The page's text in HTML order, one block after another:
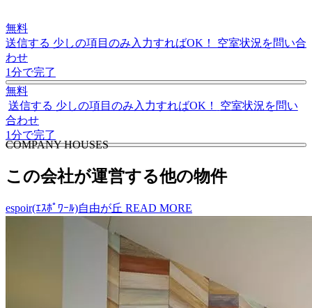
無料
送信する 少しの項目のみ入力すればOK！
空室状況を問い合
わせ
1分で完了
無料
送信する 少しの項目のみ入力すればOK！
空室状況を問い
合わせ
1分で完了
COMPANY HOUSES
この会社が運営する他の物件
espoir(ｴｽﾎﾟﾜｰﾙ)自由が丘 READ MORE